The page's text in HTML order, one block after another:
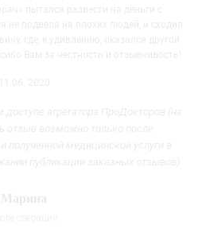
пытался развести на деньги с
не подвела на плохих людей, и сходил
где, к удивлению, оказался другой
Вам за честность и отзывчивость!
11.06. 2020
агрегатора ПроДокторов (на
отзыв возможно только после
полученной медицинской услуги в
публикации заказных отзывов)
Марина